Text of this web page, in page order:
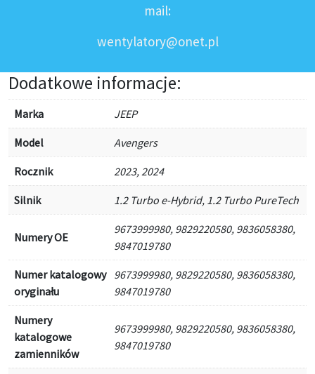
mail:
wentylatory@onet.pl
Dodatkowe informacje:
Marka JEEP
Model Avengers
Rocznik 2023, 2024
Silnik 1.2 Turbo e-Hybrid, 1.2 Turbo PureTech
Numery OE
9673999980, 9829220580, 9836058380,
9847019780
Numer katalogowy
oryginału
9673999980, 9829220580, 9836058380,
9847019780
Numery
katalogowe
zamienników
9673999980, 9829220580, 9836058380,
9847019780